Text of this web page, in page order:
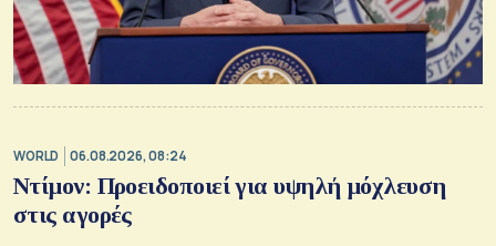
WORLD 06.08.2026, 08:24
Ντίμον: Προειδοποιεί για υψηλή μόχλευση
στις αγορές